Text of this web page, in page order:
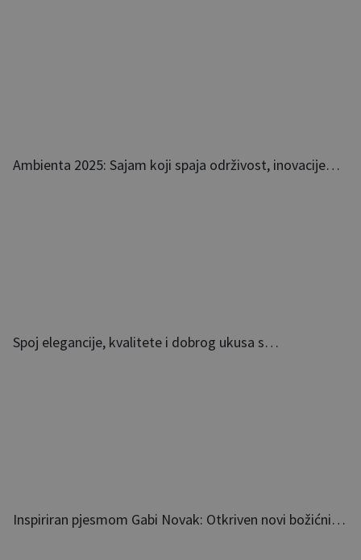
Ambienta 2025: Sajam koji spaja održivost, inovacije…
Spoj elegancije, kvalitete i dobrog ukusa s…
Inspiriran pjesmom Gabi Novak: Otkriven novi božićni…